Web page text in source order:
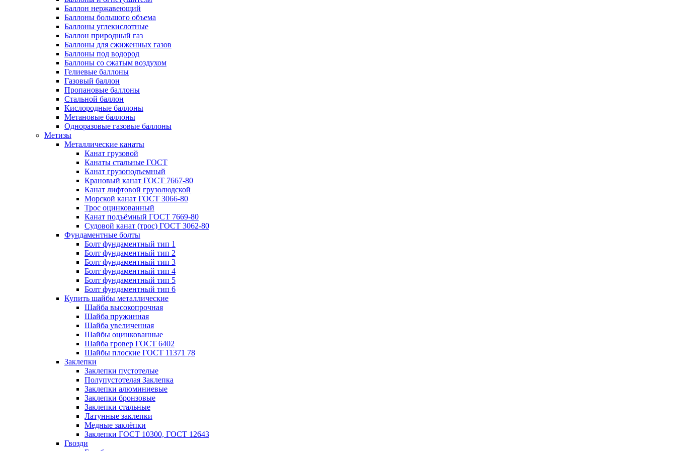
Баллон нержавеющий
Баллоны большого объема
Баллоны углекислотные
Баллон природный газ
Баллоны для сжиженных газов
Баллоны под водород
Баллоны со сжатым воздухом
Гелиевые баллоны
Газовый баллон
Пропановые баллоны
Стальной баллон
Кислородные баллоны
Метановые баллоны
Одноразовые газовые баллоны
Метизы
Металлические канаты
Канат грузовой
Канаты стальные ГОСТ
Канат грузоподъемный
Крановый канат ГОСТ 7667-80
Канат лифтовой грузолюдской
Морской канат ГОСТ 3066-80
Трос оцинкованный
Канат подъёмный ГОСТ 7669-80
Судовой канат (трос) ГОСТ 3062-80
Фундаментные болты
Болт фундаментный тип 1
Болт фундаментный тип 2
Болт фундаментный тип 3
Болт фундаментный тип 4
Болт фундаментный тип 5
Болт фундаментный тип 6
Купить шайбы металлические
Шайба высокопрочная
Шайба пружинная
Шайба увеличенная
Шайбы оцинкованные
Шайба гровер ГОСТ 6402
Шайбы плоские ГОСТ 11371 78
Заклепки
Заклепки пустотелые
Полупустотелая Заклепка
Заклепки алюминиевые
Заклепки бронзовые
Заклепки стальные
Латунные заклепки
Медные заклёпки
Заклепки ГОСТ 10300, ГОСТ 12643
Гвозди